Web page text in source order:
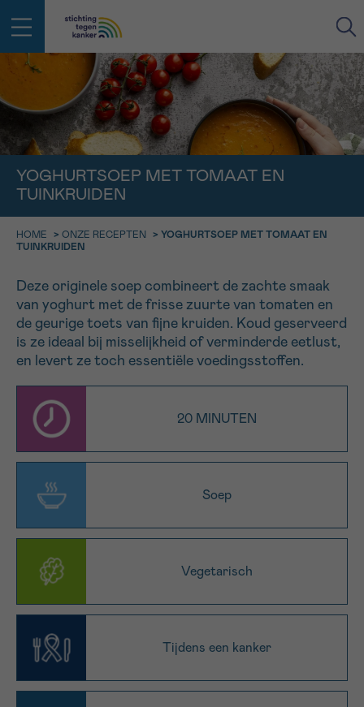
YOGHURTSOEP MET TOMAAT EN
TUINKRUIDEN
HOME > ONZE RECEPTEN > YOGHURTSOEP MET TOMAAT EN
TUINKRUIDEN
Deze originele soep combineert de zachte smaak
van yoghurt met de frisse zuurte van tomaten en
de geurige toets van fijne kruiden. Koud geserveerd
is ze ideaal bij misselijkheid of verminderde eetlust,
en levert ze toch essentiële voedingsstoffen.
20 MINUTEN
Soep
Vegetarisch
Tijdens een kanker
EMAIL
VOORNAAM
IN DE STRIJD TEGEN KANKER STA
JE NIET ALLEEN
Contacteer ons gratis
Bel ons op 0800 15 802
ma-vrij 9u tot 18u
contactformulier
Ik wil graag opgebeld worden
Meer weten over Kankerinfo
TERUG
NAAM
VOORNAAM
EMAIL
MIJN VRAAG
Ja, stuur mij de nieuwsbrief
TERUG
9h-11h
11h-13h
16h-18h
Verder